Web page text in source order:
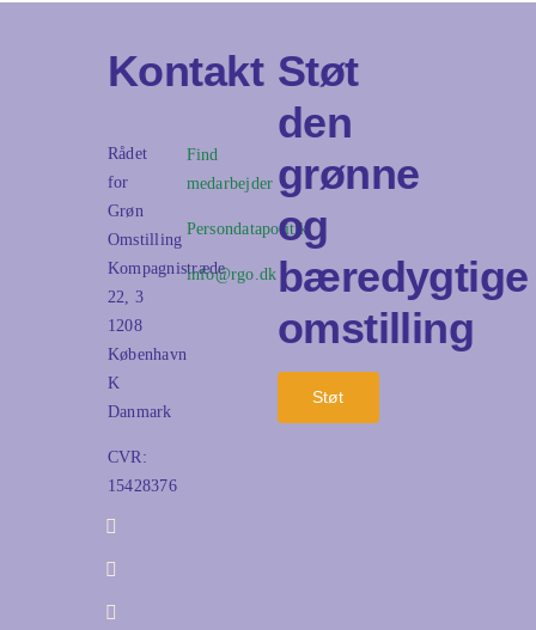
Kontakt
Rådet
for
Grøn
Omstilling
Kompagnistræde
22, 3
1208
København
K
Danmark
CVR:
15428376
Find
medarbejder
Persondatapolitik
info@rgo.dk
Støt
den
grønne
og
bæredygtige
omstilling
Støt